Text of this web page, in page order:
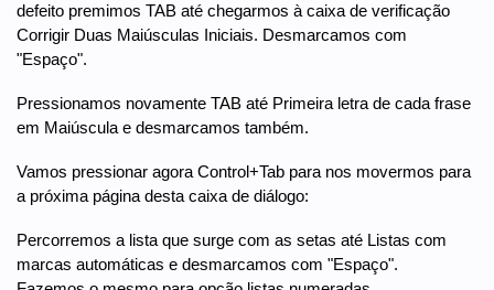
defeito premimos TAB até chegarmos à caixa de verificação
Corrigir Duas Maiúsculas Iniciais. Desmarcamos com
"Espaço".
Pressionamos novamente TAB até Primeira letra de cada frase
em Maiúscula e desmarcamos também.
Vamos pressionar agora Control+Tab para nos movermos para
a próxima página desta caixa de diálogo:
Percorremos a lista que surge com as setas até Listas com
marcas automáticas e desmarcamos com "Espaço".